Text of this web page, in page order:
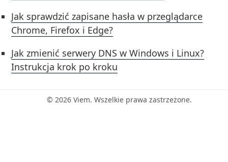
Jak sprawdzić zapisane hasła w przeglądarce
Chrome, Firefox i Edge?
Jak zmienić serwery DNS w Windows i Linux?
Instrukcja krok po kroku
© 2026 Viem. Wszelkie prawa zastrzeżone.